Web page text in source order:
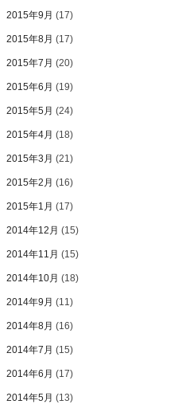
2015年9月 (17)
2015年8月 (17)
2015年7月 (20)
2015年6月 (19)
2015年5月 (24)
2015年4月 (18)
2015年3月 (21)
2015年2月 (16)
2015年1月 (17)
2014年12月 (15)
2014年11月 (15)
2014年10月 (18)
2014年9月 (11)
2014年8月 (16)
2014年7月 (15)
2014年6月 (17)
2014年5月 (13)